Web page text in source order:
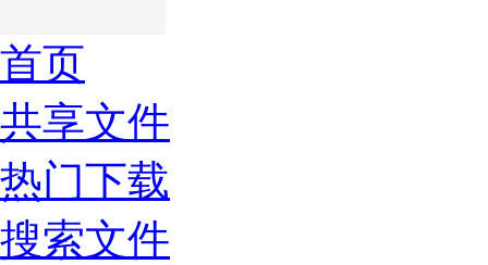
首页
共享文件
热门下载
搜索文件